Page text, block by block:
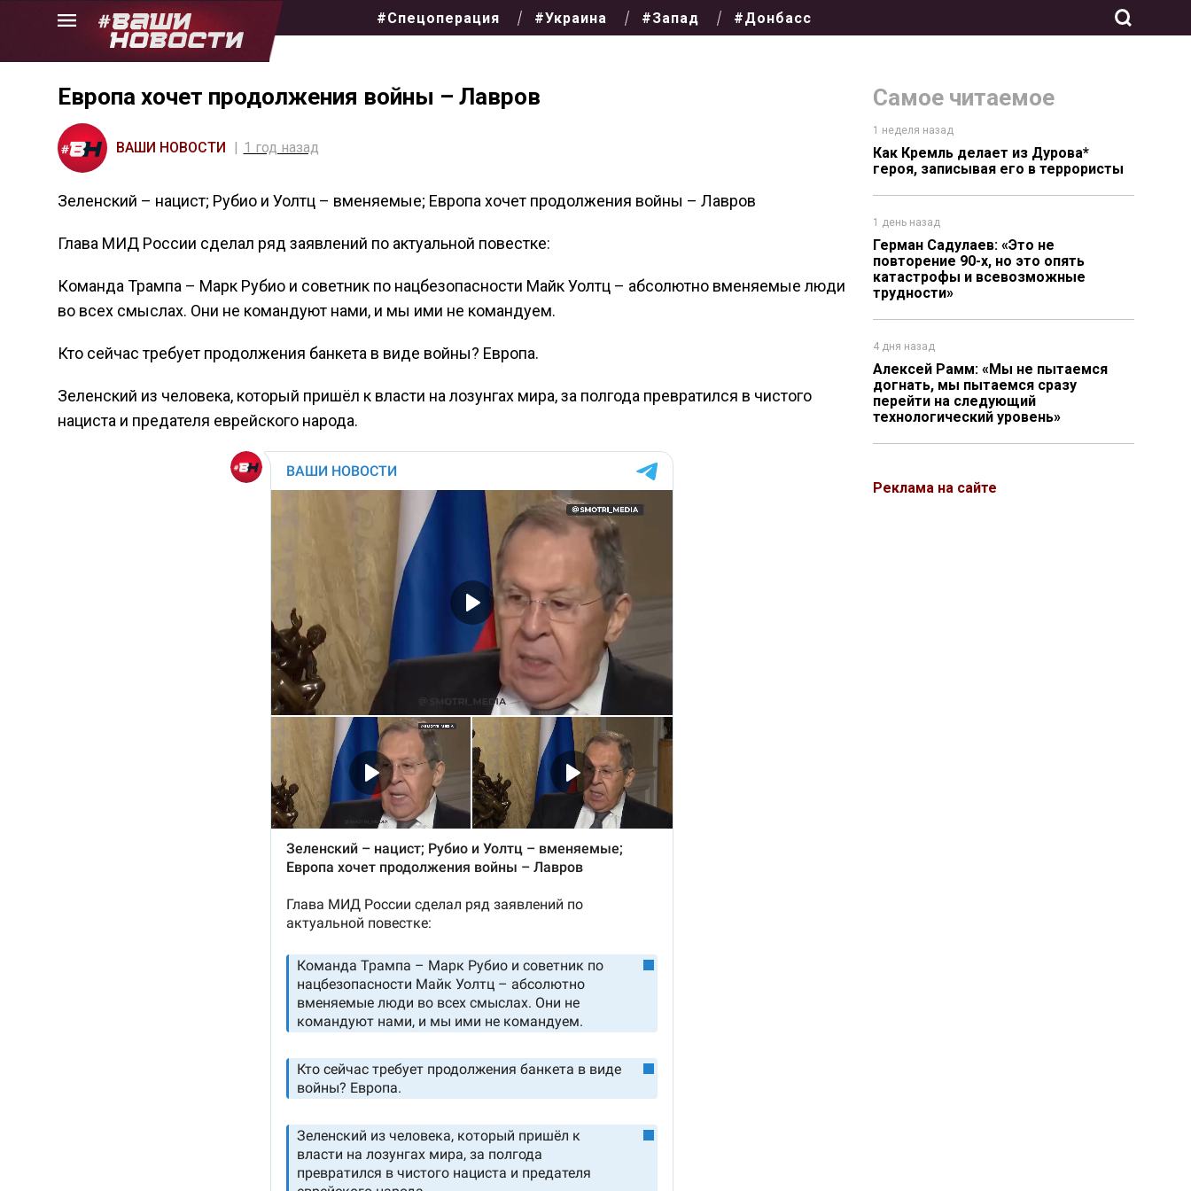
Skip
#Спецоперация #Украина #Запад #Донбасс
Самое читаемое
1 неделя назад
Как Кремль делает из Дурова*
героя, записывая его в террористы
1 день назад
Герман Садулаев: «Это не
повторение 90-х, но это опять
катастрофы и всевозможные
трудности»
4 дня назад
Алексей Рамм: «Мы не пытаемся
догнать, мы пытаемся сразу
перейти на следующий
технологический уровень»
Реклама на сайте
Европа хочет продолжения войны – Лавров
ВАШИ НОВОСТИ 1 год назад
Зеленский – нацист; Рубио и Уолтц – вменяемые; Европа хочет продолжения войны – Лавров
Глава МИД России сделал ряд заявлений по актуальной повестке:
Команда Трампа – Марк Рубио и советник по нацбезопасности Майк Уолтц – абсолютно вменяемые люди
во всех смыслах. Они не командуют нами, и мы ими не командуем.
Кто сейчас требует продолжения банкета в виде войны? Европа.
Зеленский из человека, который пришёл к власти на лозунгах мира, за полгода превратился в чистого
нациста и предателя еврейского народа.